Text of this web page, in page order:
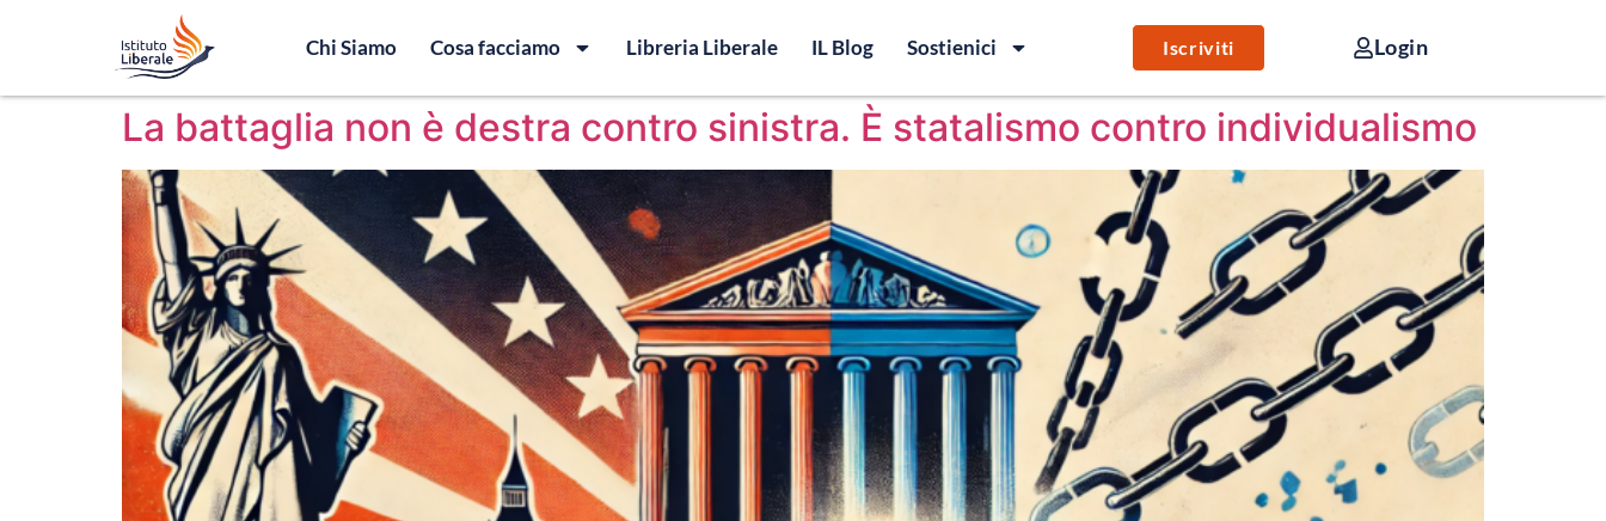
Chi Siamo Cosa facciamo Libreria Liberale IL Blog Sostienici Iscriviti Login
La battaglia non è destra contro sinistra. È statalismo contro individualismo